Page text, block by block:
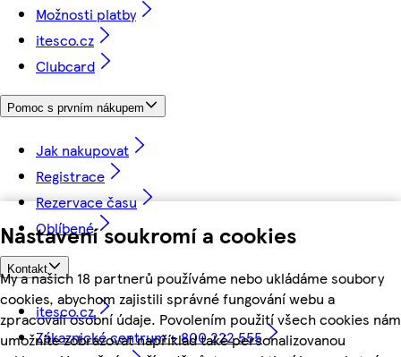
Nastavení soukromí a cookies
My a našich 18 partnerů používáme nebo ukládáme soubory
cookies, abychom zajistili správné fungování webu a
zpracovali osobní údaje. Povolením použití všech cookies nám
umožníte zobrazovat například také personalizovanou
Možnosti platby
itesco.cz
Clubcard
Pomoc s prvním nákupem
Jak nakupovat
Registrace
Rezervace času
Oblíbené
Kontakt
itesco.cz
Zákaznické centrum - 800 222 555